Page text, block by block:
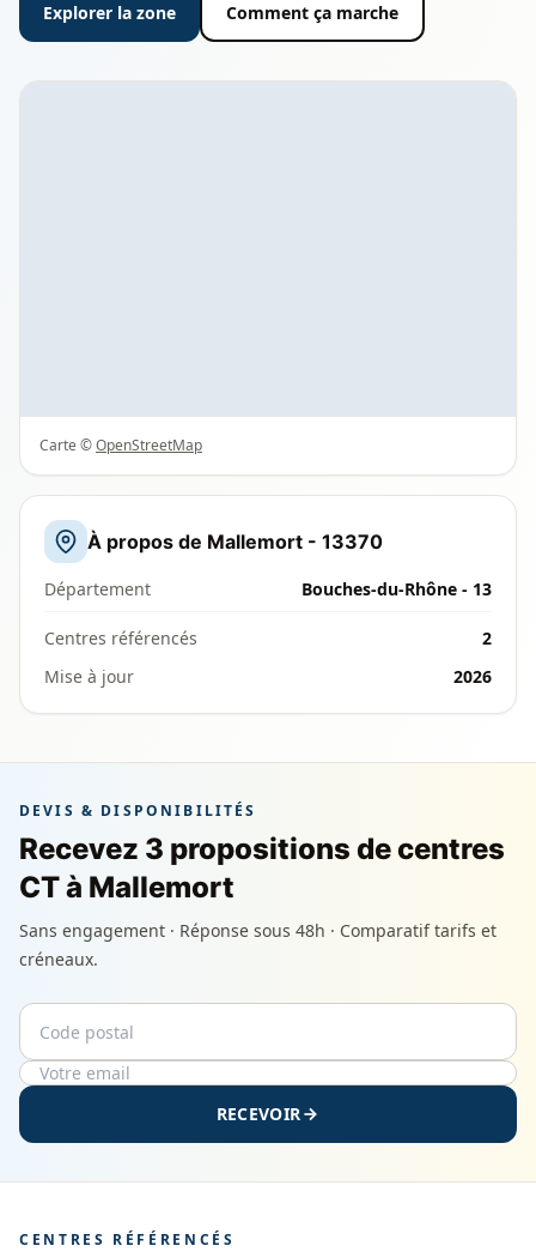
Explorer la zone Comment ça marche
Carte ©OpenStreetMap
À propos de Mallemort - 13370
Département Bouches-du-Rhône - 13
Centres référencés
2
Mise à jour
2026
DEVIS & DISPONIBILITÉS
Recevez 3 propositions de centres
CT à Mallemort
Sans engagement · Réponse sous 48h · Comparatif tarifs et
créneaux.
Code postal
Email
RECEVOIR
CENTRES RÉFÉRENCÉS